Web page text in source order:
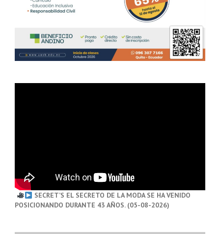
SECRET’S EL SECRETO DE LA MODA SE HA VENIDO
POSICIONANDO DURANTE 43 AÑOS. (05-08-2026)